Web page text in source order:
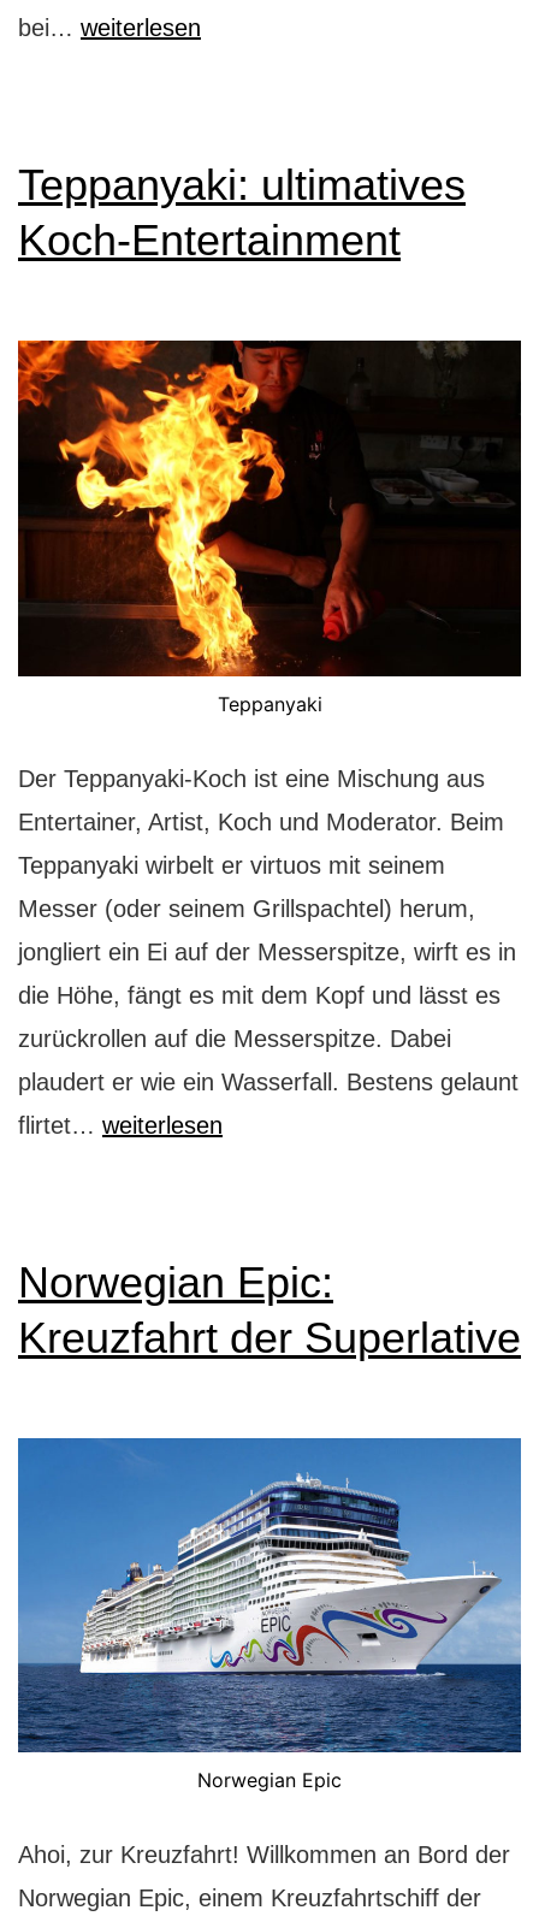
bei… E.T.
Brandenburg
weiterlesen
Teppanyaki: ultimatives
Koch-Entertainment
Teppanyaki
Der Teppanyaki-Koch ist eine Mischung aus
Entertainer, Artist, Koch und Moderator. Beim
Teppanyaki wirbelt er virtuos mit seinem
Messer (oder seinem Grillspachtel) herum,
jongliert ein Ei auf der Messerspitze, wirft es in
die Höhe, fängt es mit dem Kopf und lässt es
zurückrollen auf die Messerspitze. Dabei
plaudert er wie ein Wasserfall. Bestens gelaunt
flirtet… Teppanyaki:
weiterlesen
Norwegian Epic:
Kreuzfahrt der Superlative
Norwegian Epic
Ahoi, zur Kreuzfahrt! Willkommen an Bord der
Norwegian Epic, einem Kreuzfahrtschiff der